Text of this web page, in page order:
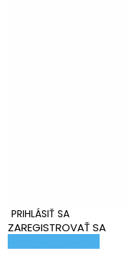
PRIHLÁSIŤ SA
ZAREGISTROVAŤ SA